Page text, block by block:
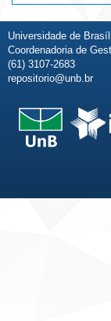
Universidade de
Coordenadoria de
(61) 3107-2683
repositorio@unb.br